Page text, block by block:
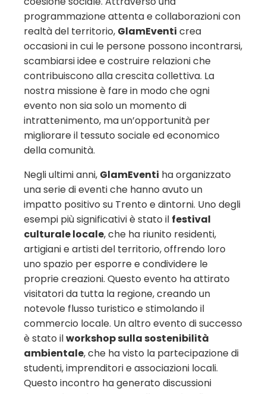
programmazione attenta e collaborazioni con
realtà del territorio, GlamEventi crea
occasioni in cui le persone possono incontrarsi,
scambiarsi idee e costruire relazioni che
contribuiscono alla crescita collettiva. La
nostra missione è fare in modo che ogni
evento non sia solo un momento di
intrattenimento, ma un’opportunità per
migliorare il tessuto sociale ed economico
della comunità.
Negli ultimi anni, GlamEventi ha organizzato
una serie di eventi che hanno avuto un
impatto positivo su Trento e dintorni. Uno degli
esempi più significativi è stato il festival
culturale locale, che ha riunito residenti,
artigiani e artisti del territorio, offrendo loro
uno spazio per esporre e condividere le
proprie creazioni. Questo evento ha attirato
visitatori da tutta la regione, creando un
notevole flusso turistico e stimolando il
commercio locale. Un altro evento di successo
è stato ilworkshop sulla sostenibilità
ambientale, che ha visto la partecipazione di
studenti, imprenditori e associazioni locali.
Questo incontro ha generato discussioni